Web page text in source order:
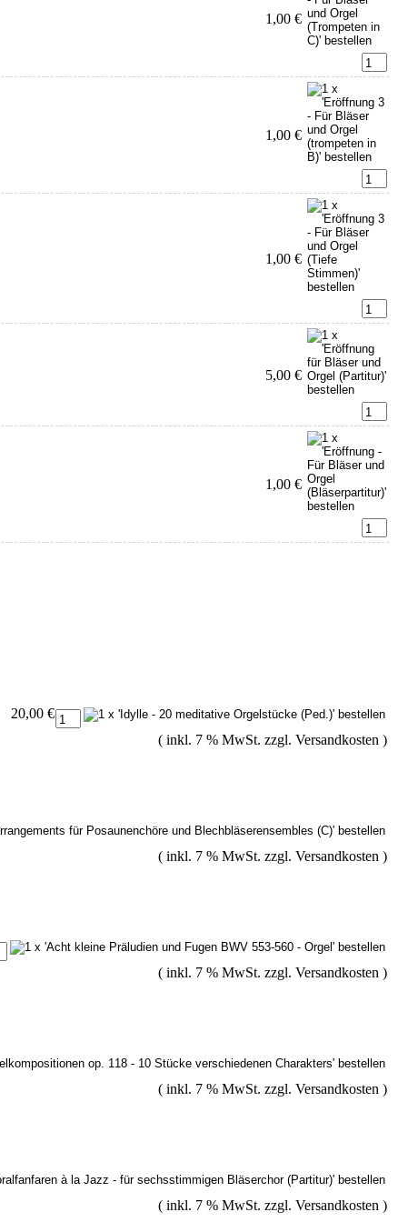
1,00 €
1,00 €
1,00 €
5,00 €
1,00 €
20,00 €
( inkl. 7 % MwSt. zzgl. Versandkosten )
( inkl. 7 % MwSt. zzgl. Versandkosten )
( inkl. 7 % MwSt. zzgl. Versandkosten )
( inkl. 7 % MwSt. zzgl. Versandkosten )
( inkl. 7 % MwSt. zzgl. Versandkosten )